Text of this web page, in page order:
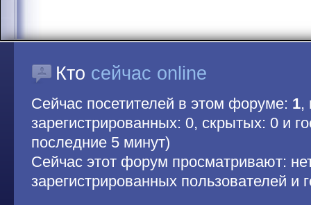
Кто сейчас online
Сейчас посетителей в этом форуме: 1,
зарегистрированных: 0, скрытых: 0 и
последние 5 минут)
Сейчас этот форум просматривают:
зарегистрированных пользователей и